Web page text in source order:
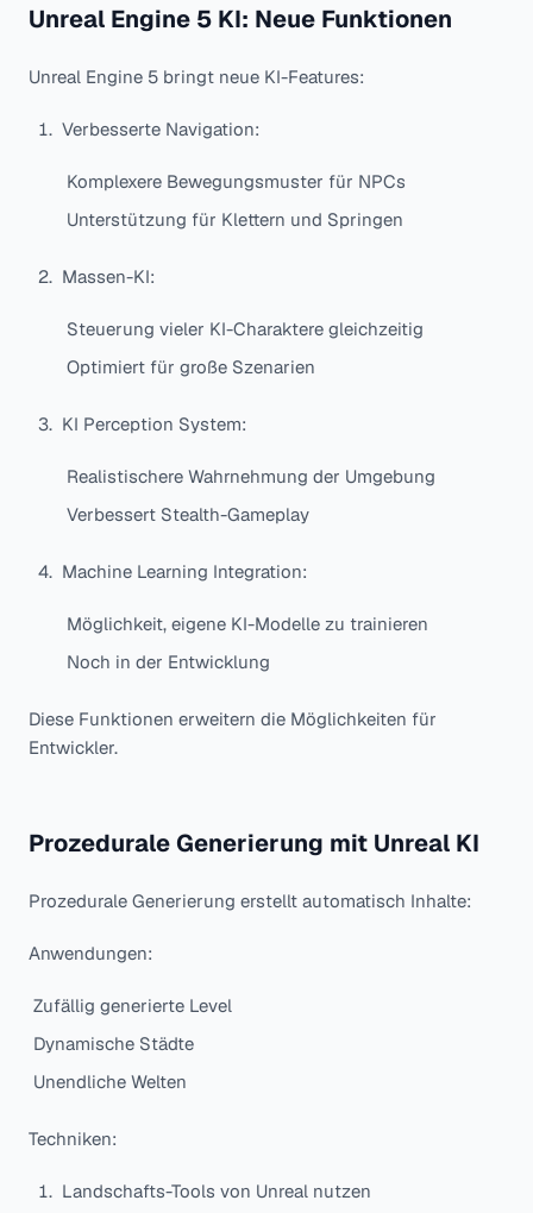
Unreal Engine 5 KI: Neue Funktionen
Unreal Engine 5 bringt neue KI-Features:
Verbesserte Navigation:
Komplexere Bewegungsmuster für NPCs
Unterstützung für Klettern und Springen
Massen-KI:
Steuerung vieler KI-Charaktere gleichzeitig
Optimiert für große Szenarien
KI Perception System:
Realistischere Wahrnehmung der Umgebung
Verbessert Stealth-Gameplay
Machine Learning Integration:
Möglichkeit, eigene KI-Modelle zu trainieren
Noch in der Entwicklung
Diese Funktionen erweitern die Möglichkeiten für
Entwickler.
Prozedurale Generierung mit Unreal KI
Prozedurale Generierung erstellt automatisch Inhalte:
Anwendungen:
Zufällig generierte Level
Dynamische Städte
Unendliche Welten
Techniken:
Landschafts-Tools von Unreal nutzen